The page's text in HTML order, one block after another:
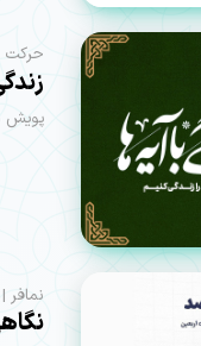
حرکت
پویش
نمافر | از